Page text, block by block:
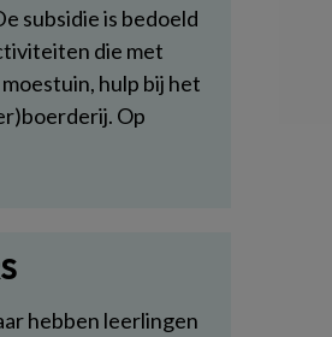
subsidie is bedoeld
die met
hulp bij het
Op
hebben leerlingen